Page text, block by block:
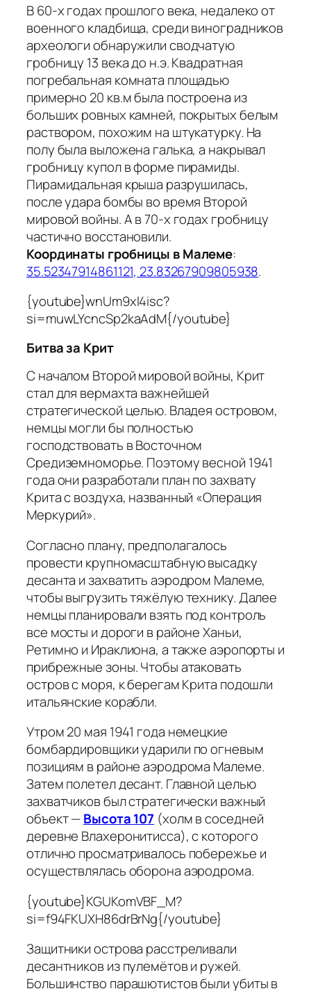
В 60-х годах прошлого века, недалеко от
военного кладбища, среди виноградников
археологи обнаружили сводчатую
гробницу 13 века до н.э. Квадратная
погребальная комната площадью
примерно 20 кв.м была построена из
больших ровных камней, покрытых белым
раствором, похожим на штукатурку. На
полу была выложена галька, а накрывал
гробницу купол в форме пирамиды.
Пирамидальная крыша разрушилась,
после удара бомбы во время Второй
мировой войны. А в 70-х годах гробницу
частично восстановили.
Координаты гробницы в Малеме:
35.52347914861121, 23.83267909805938.
{youtube}wnUm9xl4isc?
si=muwLYcncSp2kaAdM{/youtube}
Битва за Крит
С началом Второй мировой войны, Крит
стал для вермахта важнейшей
стратегической целью. Владея островом,
немцы могли бы полностью
господствовать в Восточном
Средиземноморье. Поэтому весной 1941
года они разработали план по захвату
Крита с воздуха, названный «Операция
Меркурий».
Согласно плану, предполагалось
провести крупномасштабную высадку
десанта и захватить аэродром Малеме,
чтобы выгрузить тяжёлую технику. Далее
немцы планировали взять под контроль
все мосты и дороги в районе Ханьи,
Ретимно и Ираклиона, а также аэропорты и
прибрежные зоны. Чтобы атаковать
остров с моря, к берегам Крита подошли
итальянские корабли.
Утром 20 мая 1941 года немецкие
бомбардировщики ударили по огневым
позициям в районе аэродрома Малеме.
Затем полетел десант. Главной целью
захватчиков был стратегически важный
объект —Высота 107 (холм в соседней
деревне Влахеронитисса), с которого
отлично просматривалось побережье и
осуществлялась оборона аэродрома.
{youtube}KGUKomVBF_M?
si=f94FKUXH86drBrNg{/youtube}
Защитники острова расстреливали
десантников из пулемётов и ружей.
Большинство парашютистов были убиты в